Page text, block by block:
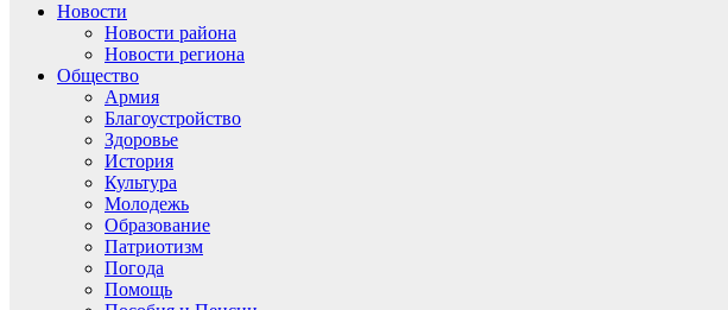
Новости
Новости района
Новости региона
Общество
Армия
Благоустройство
Здоровье
История
Культура
Молодежь
Образование
Патриотизм
Погода
Помощь